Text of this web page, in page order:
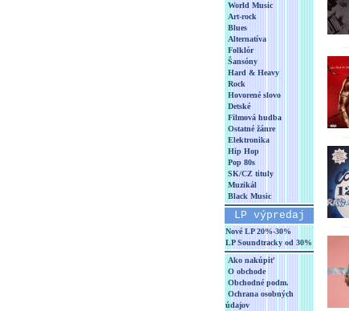
World Music
Art-rock
Blues
Alternatíva
Folklór
Šansóny
Hard & Heavy
Rock
Hovorené slovo
Detské
Filmová hudba
Ostatné žánre
Elektronika
Hip Hop
Pop 80s
SK/CZ tituly
Muzikál
Black Music
LP výpredaj
Nové LP 20%-30%
LP Soundtracky od 30%
Ako nakúpiť
O obchode
Obchodné podm.
Ochrana osobných
údajov